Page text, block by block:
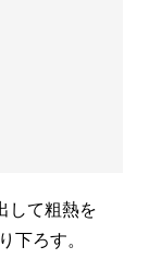
して粗熱を
下ろす。